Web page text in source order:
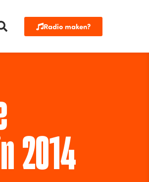
Radio maken?
2014